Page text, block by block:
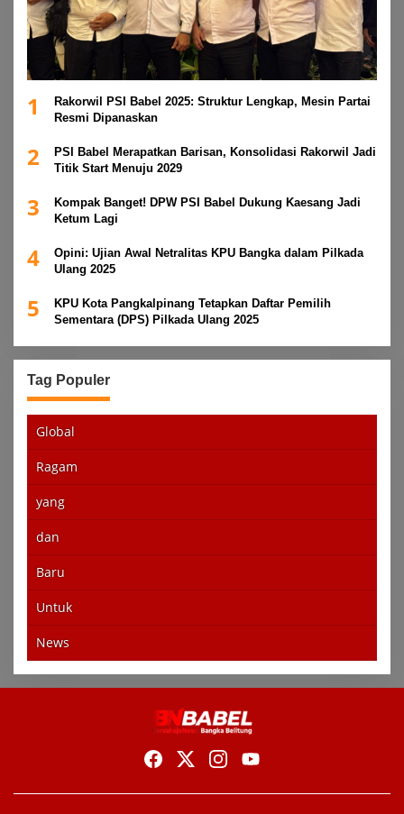
1
Rakorwil PSI Babel 2025: Struktur Lengkap, Mesin Partai
Resmi Dipanaskan
2
PSI Babel Merapatkan Barisan, Konsolidasi Rakorwil Jadi
Titik Start Menuju 2029
3
Kompak Banget! DPW PSI Babel Dukung Kaesang Jadi
Ketum Lagi
4
Opini: Ujian Awal Netralitas KPU Bangka dalam Pilkada
Ulang 2025
5
KPU Kota Pangkalpinang Tetapkan Daftar Pemilih
Sementara (DPS) Pilkada Ulang 2025
Tag Populer
Global
Ragam
yang
dan
Baru
Untuk
News